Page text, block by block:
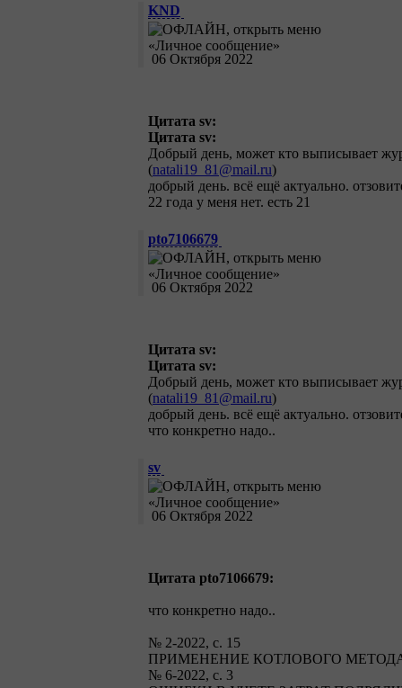
KND
06 Октября 2022
Цитата sv:
Цитата sv:
Добрый день, может кто выписывает
(natali19_81@mail.ru)
добрый день. всё ещё актуально.
22 года у меня нет. есть 21
pto7106679
06 Октября 2022
Цитата sv:
Цитата sv:
Добрый день, может кто выписывает
(natali19_81@mail.ru)
добрый день. всё ещё актуально.
что конкретно надо..
sv
06 Октября 2022
Цитата pto7106679:
что конкретно надо..
№ 2-2022, с. 15
ПРИМЕНЕНИЕ КОТЛОВОГО
№ 6-2022, с. 3